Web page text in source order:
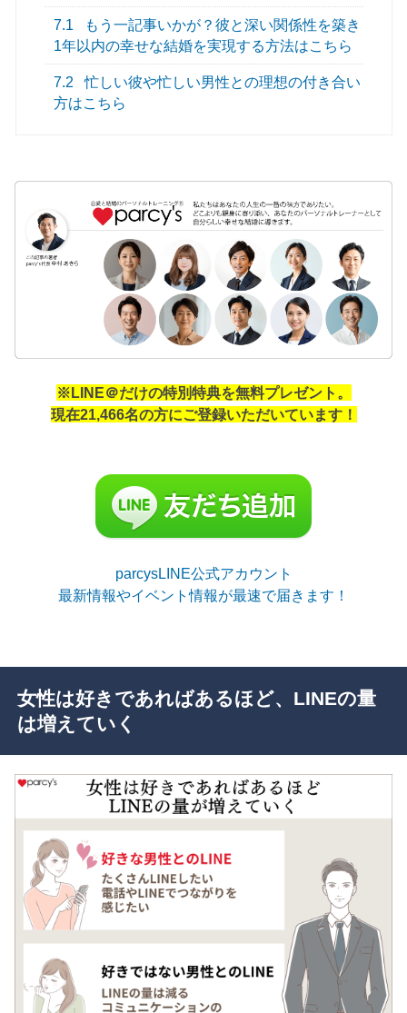
7.1
もう一記事いかが？彼と深い関係性を築き
1年以内の幸せな結婚を実現する方法はこちら
7.2
忙しい彼や忙しい男性との理想の付き合い
方はこちら
※LINE＠だけの特別特典を無料プレゼント。
現在21,466名の方にご登録いただいています！
parcysLINE公式アカウント
最新情報やイベント情報が最速で届きます！
女性は好きであればあるほど、LINEの量
は増えていく